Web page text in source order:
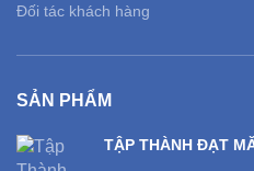
Đối tác khách hàng
SẢN PHẨM
TẬP THÀNH ĐẠT